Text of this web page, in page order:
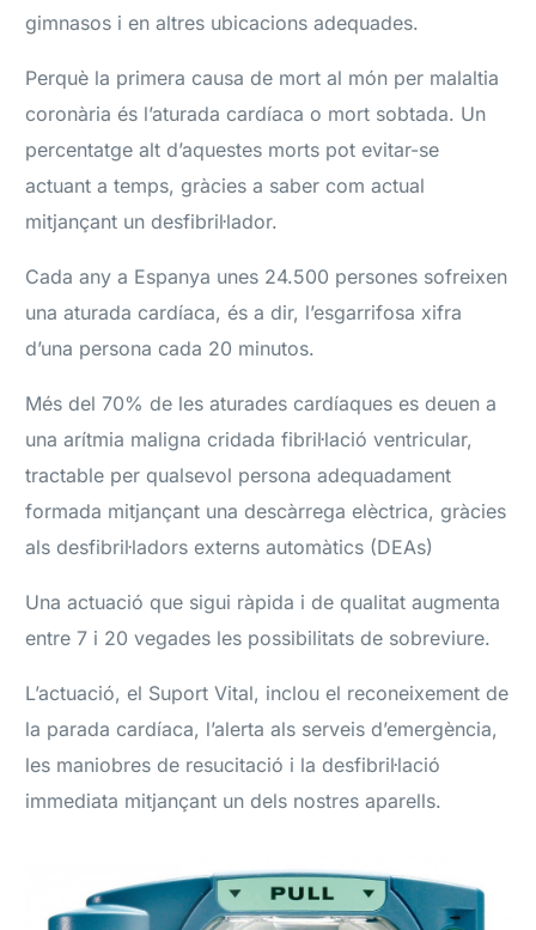
gimnasos i en altres ubicacions adequades.
Perquè la primera causa de mort al món per malaltia
coronària és l’aturada cardíaca o mort sobtada. Un
percentatge alt d’aquestes morts pot evitar-se
actuant a temps, gràcies a saber com actual
mitjançant un desfibril·lador.
Cada any a Espanya unes 24.500 persones sofreixen
una aturada cardíaca, és a dir, l’esgarrifosa xifra
d’una persona cada 20 minutos.
Més del 70% de les aturades cardíaques es deuen a
una arítmia maligna cridada fibril·lació ventricular,
tractable per qualsevol persona adequadament
formada mitjançant una descàrrega elèctrica, gràcies
als desfibril·ladors externs automàtics (DEAs)
Una actuació que sigui ràpida i de qualitat augmenta
entre 7 i 20 vegades les possibilitats de sobreviure.
L’actuació, el Suport Vital, inclou el reconeixement de
la parada cardíaca, l’alerta als serveis d’emergència,
les maniobres de resucitació i la desfibril·lació
immediata mitjançant un dels nostres aparells.